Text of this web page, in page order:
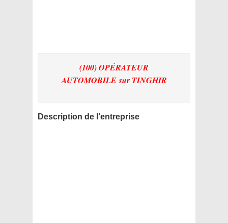
(100) OPÉRATEUR
AUTOMOBILEsur TINGHIR
Description de l’entreprise